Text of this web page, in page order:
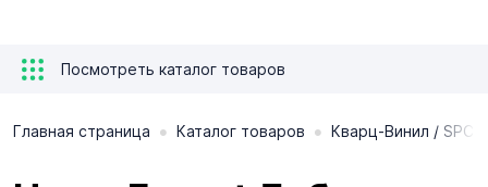
Посмотреть каталог товаров
Главная страница • Каталог товаров • Кварц-Винил / SPC